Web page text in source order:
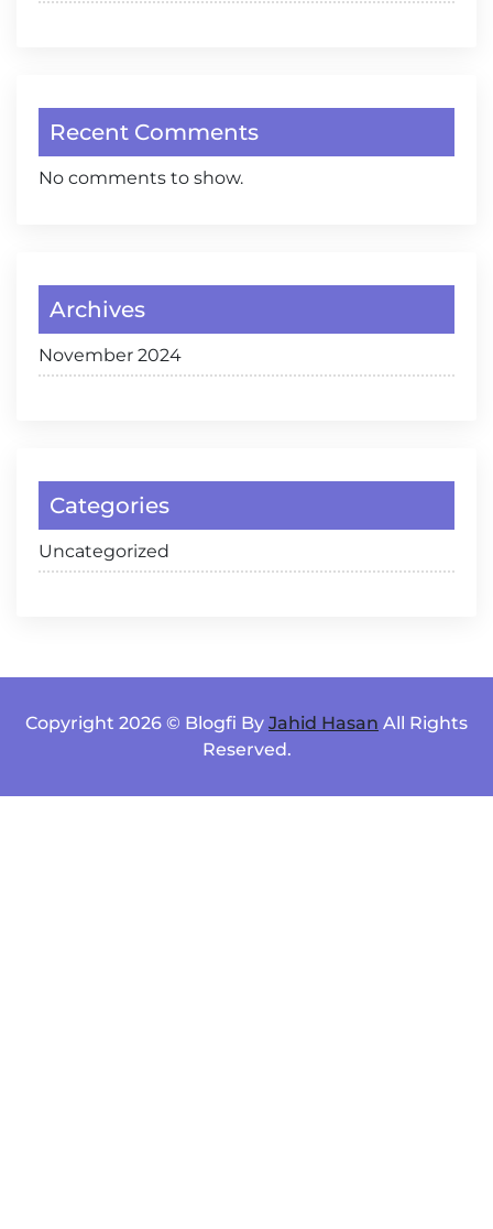
Recent Comments
No comments to show.
Archives
November 2024
Categories
Uncategorized
Copyright 2026 © Blogfi By Jahid Hasan All Rights
Reserved.